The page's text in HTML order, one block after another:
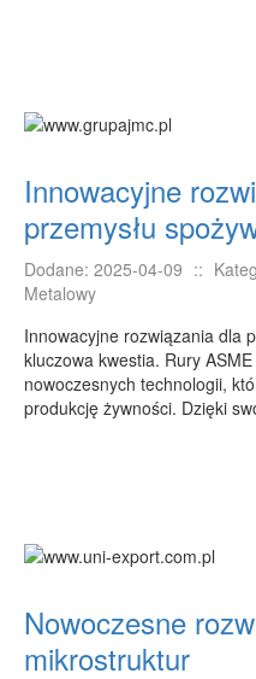
Hotele i Noclegi
Wypoczynek
PIĘKNO
Dietetyka, Odchudzanie
Kosmetyki
Leczenie
Salony Kosmetyczne
Sprzęt Medyczny
Innowacyjne
przemysłu
Dodane: 2025-04-09 ::
Metalowy
Innowacyjne rozwiązania dla
kluczowa kwestia. Rury
nowoczesnych technologii,
produkcję żywności. Dzięki
Nowoczesne
mikrostruktur